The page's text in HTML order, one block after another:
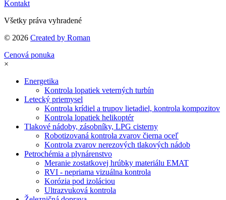
Kontakt
Všetky práva vyhradené
© 2026 Created by Roman
Cenová ponuka
×
Energetika
Kontrola lopatiek veterných turbín
Letecký priemysel
Kontrola krídiel a trupov lietadiel, kontrola kompozitov
Kontrola lopatiek helikoptér
Tlakové nádoby, zásobníky, LPG cisterny
Robotizovaná kontrola zvarov čierna oceľ
Kontrola zvarov nerezových tlakových nádob
Petrochémia a plynárenstvo
Meranie zostatkovej hrúbky materiálu EMAT
RVI - nepriama vizuálna kontrola
Korózia pod izoláciou
Ultrazvuková kontrola